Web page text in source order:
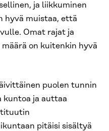
ja liikkuminen
hyvä muistaa, että
Omat rajat ja
on kuitenkin hyvä
puolen tunnin
kuntoa ja auttaa
pitäisi sisältyä